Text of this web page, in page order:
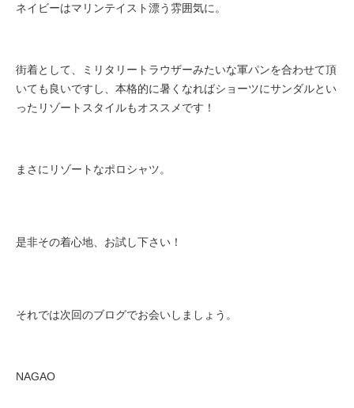
ネイビーはマリンテイスト漂う雰囲気に。
街着として、ミリタリートラウザーみたいな軍パンを合わせて頂
いても良いですし、本格的に暑くなればショーツにサンダルとい
ったリゾートスタイルもオススメです！
まさにリゾートなポロシャツ。
是非その着心地、お試し下さい！
それでは次回のブログでお会いしましょう。
NAGAO